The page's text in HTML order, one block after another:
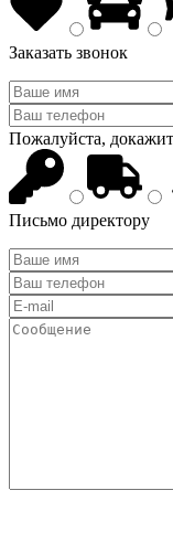
Заказать звонок
Пожалуйста,
Письмо директору